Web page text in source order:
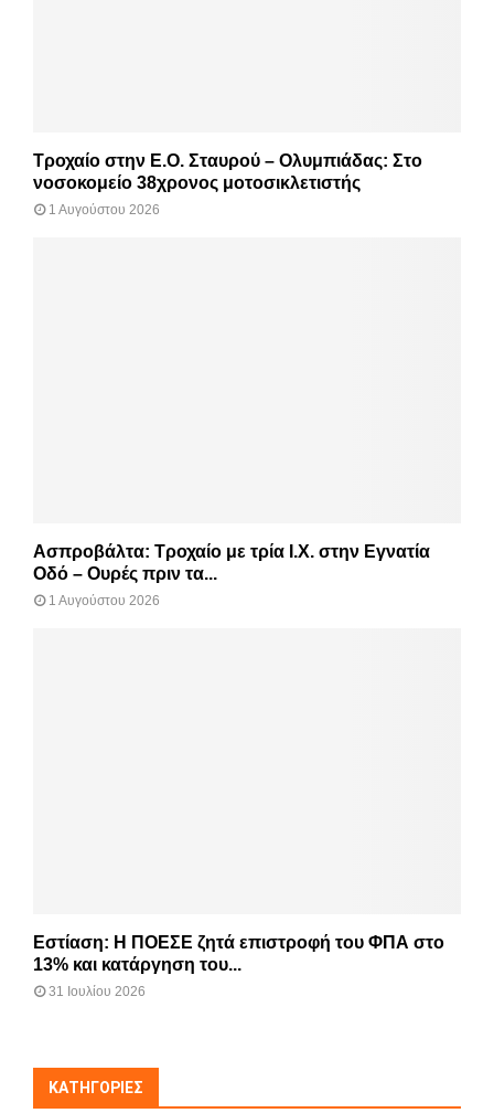
Τροχαίο στην Ε.Ο. Σταυρού – Ολυμπιάδας: Στο
νοσοκομείο 38χρονος μοτοσικλετιστής
1 Αυγούστου 2026
Ασπροβάλτα: Τροχαίο με τρία Ι.Χ. στην Εγνατία
Οδό – Ουρές πριν τα...
1 Αυγούστου 2026
Εστίαση: Η ΠΟΕΣΕ ζητά επιστροφή του ΦΠΑ στο
13% και κατάργηση του...
31 Ιουλίου 2026
KΑΤΗΓΟΡΊΕΣ